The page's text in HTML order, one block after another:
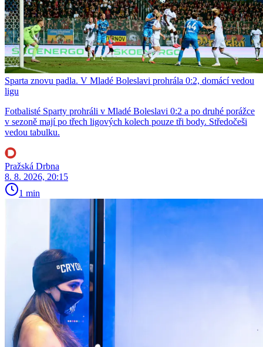
Sparta znovu padla. V Mladé Boleslavi prohrála 0:2, domácí vedou
ligu
Fotbalisté Sparty prohráli v Mladé Boleslavi 0:2 a po druhé porážce
v sezoně mají po třech ligových kolech pouze tři body. Středočeši
vedou tabulku.
Pražská Drbna
8. 8. 2026, 20:15
1 min